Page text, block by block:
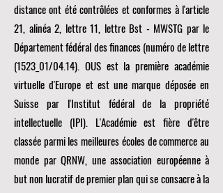
distance ont été contrôlées et conformes à l'article
21, alinéa 2, lettre 11, lettre Bst - MWSTG par le
Département fédéral des finances (numéro de lettre
(1523_01/04.14). OUS est la première académie
virtuelle d'Europe et est une marque déposée en
Suisse par l'Institut fédéral de la propriété
intellectuelle (IPI). L'Académie est fière d'être
classée parmi les meilleures écoles de commerce au
monde par QRNW, uneassociation européenne à
but non lucratif de premier plan qui se consacre à la